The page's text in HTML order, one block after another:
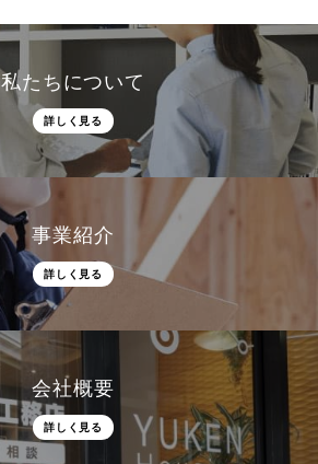
私たちについて
詳しく見る
事業紹介
詳しく見る
会社概要
詳しく見る